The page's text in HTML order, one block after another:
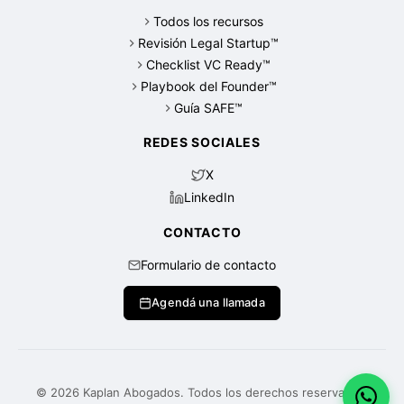
Todos los recursos
Revisión Legal Startup™
Checklist VC Ready™
Playbook del Founder™
Guía SAFE™
REDES SOCIALES
X
LinkedIn
CONTACTO
Formulario de contacto
Agendá una llamada
© 2026 Kaplan Abogados. Todos los derechos reservados.